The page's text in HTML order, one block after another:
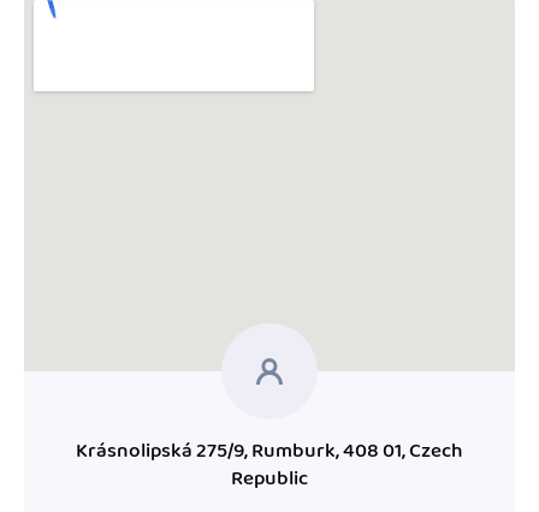
Krásnolipská 275/9, Rumburk, 408 01, Czech
Republic